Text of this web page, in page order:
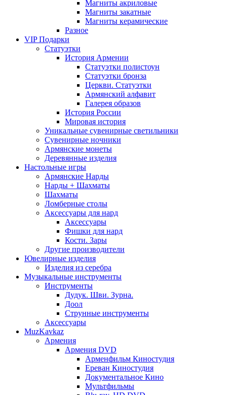
Магниты акриловые
Магниты закатные
Магниты керамические
Разное
VIP Подарки
Статуэтки
История Армении
Статуэтки полистоун
Статуэтки бронза
Церкви. Статуэтки
Армянский алфавит
Галерея образов
История России
Мировая история
Уникальные сувенирные светильники
Сувенирные ночники
Армянские монеты
Деревянные изделия
Настольные игры
Армянские Нарды
Нарды + Шахматы
Шахматы
Ломберные столы
Аксессуары для нард
Аксессуары
Фишки для нард
Кости. Зары
Другие производители
Ювелирные изделия
Изделия из серебра
Музыкальные инструменты
Инструменты
Дудук. Шви. Зурна.
Доол
Струнные инструменты
Аксессуары
MuzKavkaz
Армения
Армения DVD
Арменфильм Киностудия
Ереван Киностудия
Документальное Кино
Мультфильмы